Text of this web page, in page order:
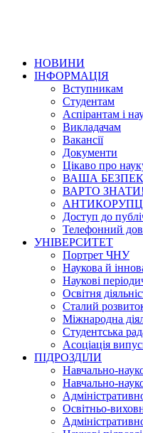
НОВИНИ
ІНФОРМАЦІЯ
Вступникам
Студентам
Аспірантам і
Викладачам
Вакансії
Документи
Цікаво про
ВАША
ВАРТО ЗНАТИ!
Доступ до
Телефонний
УНІВЕРСИТЕТ
Портрет ЧНУ
Наукова й
Наукові
Освітня
Сталий
Міжнародна
Студентська
Асоціація
ПІДРОЗДІЛИ
Навчально-
Навчально-
Освітньо-